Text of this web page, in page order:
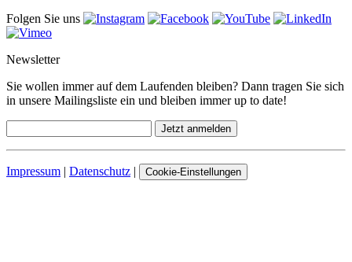
Folgen Sie uns
Newsletter
Sie wollen immer auf dem Laufenden bleiben? Dann tragen Sie sich
in unsere Mailingsliste ein und bleiben immer up to date!
Impressum | Datenschutz | Cookie-Einstellungen